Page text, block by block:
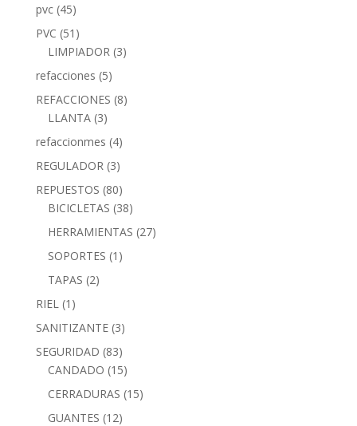
pvc (45)
PVC (51)
LIMPIADOR (3)
refacciones (5)
REFACCIONES (8)
LLANTA (3)
refaccionmes (4)
REGULADOR (3)
REPUESTOS (80)
BICICLETAS (38)
HERRAMIENTAS (27)
SOPORTES (1)
TAPAS (2)
RIEL (1)
SANITIZANTE (3)
SEGURIDAD (83)
CANDADO (15)
CERRADURAS (15)
GUANTES (12)